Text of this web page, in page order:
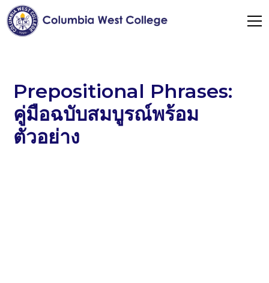
Prepositional Phrases:
คู่มือฉบับสมบูรณ์พร้อม
ตัวอย่าง